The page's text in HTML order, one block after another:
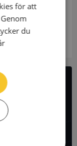
API
för att
du